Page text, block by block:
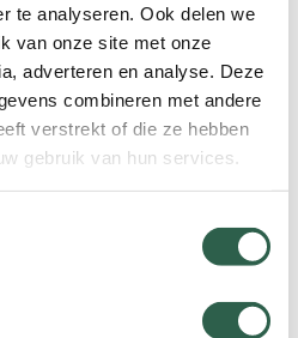
te analyseren. Ook delen we
van onze site met onze
adverteren en analyse. Deze
combineren met andere
verstrekt of die ze hebben
gebruik van hun services.
door?
editie van
ik een overzicht?